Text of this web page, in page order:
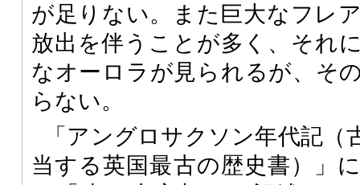
が足りない。また巨大なフレ
放出を伴うことが多く、それ
なオーロラが見られるが、そ
らない。
「アングロサクソン年代記（
当する英国最古の歴史書）」